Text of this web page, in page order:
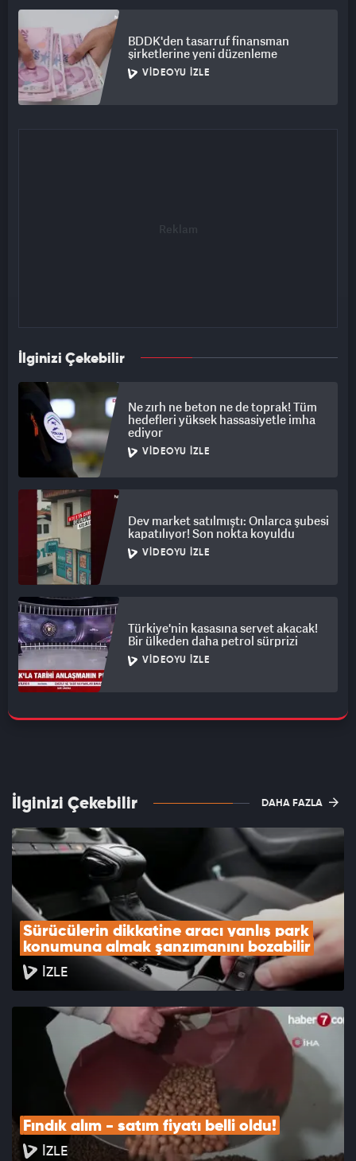
BDDK'den tasarruf finansman
şirketlerine yeni düzenleme
VIDEOYU İZLE
İlginizi Çekebilir
Ne zırh ne beton ne de toprak! Tüm
hedefleri yüksek hassasiyetle imha
ediyor
VIDEOYU İZLE
Dev market satılmıştı: Onlarca şubesi
kapatılıyor! Son nokta koyuldu
VIDEOYU İZLE
Türkiye'nin kasasına servet akacak!
Bir ülkeden daha petrol sürprizi
VIDEOYU İZLE
İlginizi Çekebilir DAHA FAZLA
Sürücülerin dikkatine aracı yanlış park
konumuna almak şanzımanını bozabilir
İZLE
Fındık alım - satım fiyatı belli oldu!
İZLE